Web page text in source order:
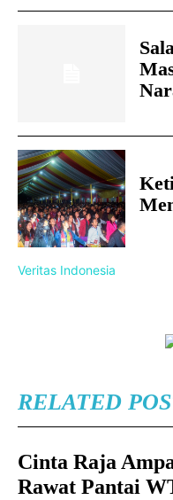
Veritas Indonesia
RELATED
Cinta Raja
Rawat Pantai